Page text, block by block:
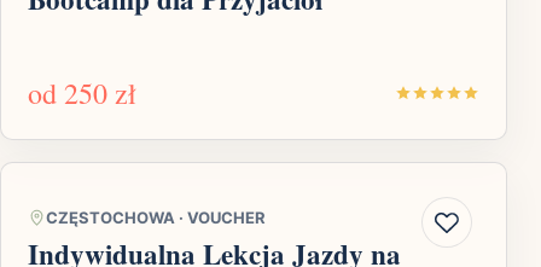
od 250 zł
CZĘSTOCHOWA · VOUCHER
Indywidualna Lekcja Jazdy na